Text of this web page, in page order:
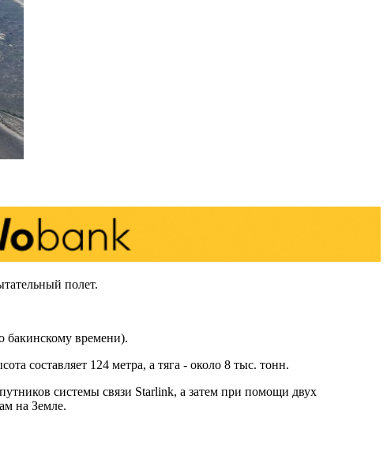
полет.
бакинскому времени).
составляет 124 метра, а тяга - около 8 тыс. тонн.
системы связи Starlink, а затем при помощи двух
на Земле.